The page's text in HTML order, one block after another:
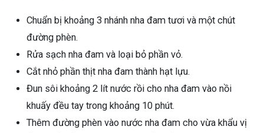
Chuẩn bị khoảng 3 nhánh nha đam tươi và một chút
đường phèn.
Rửa sạch nha đam và loại bỏ phần vỏ.
Cắt nhỏ phần thịt nha đam thành hạt lựu.
Đun sôi khoảng 2 lít nước rồi cho nha đam vào nồi
khuấy đều tay trong khoảng 10 phút.
Thêm đường phèn vào nước nha đam cho vừa khẩu vị